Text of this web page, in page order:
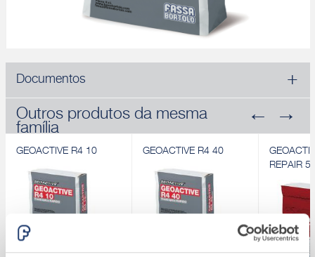
Documentos
Outros produtos da mesma
família
GEOACTIVE R4 10 GEOACTIVE R4 40
REPAIR